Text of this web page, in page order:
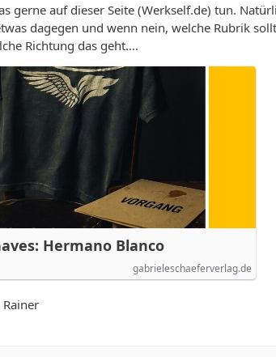
gerne auf dieser Seite (Werkself.de) tun.
dagegen und wenn nein, welche Rubrik
Richtung das geht….
Hermano Blanco
gabrieleschaeferverlag.de